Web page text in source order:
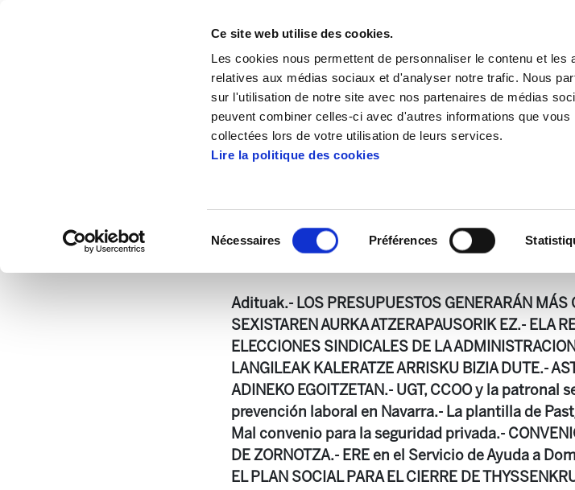
Ce site web utilise des cookies.
Les cookies nous permettent de personnaliser le contenu et les
relatives aux médias sociaux et d'analyser notre trafic. Nous
sur l'utilisation de notre site avec nos partenaires de médias
peuvent combiner celles-ci avec d'autres informations que
collectées lors de votre utilisation de leurs services.
Lire la politique des cookies
Nécessaires Préférences
Publications Astekaria Astekaria 319
Astekaria319.pdf
Adituak.- LOS PRESUPUESTOS GENERARÁN MÁS
SEXISTAREN AURKA ATZERAPAUSORIK EZ.- ELA
ELECCIONES SINDICALES DE LA
LANGILEAK KALERATZE ARRISKU BIZIA DUTE.-
ADINEKO EGOITZETAN.- UGT, CCOO y la
prevención laboral en Navarra.- La plantilla de
Mal convenio para la seguridad privada.-
DE ZORNOTZA.- ERE en el Servicio de Ayuda a
EL PLAN SOCIAL PARA EL CIERRE DE